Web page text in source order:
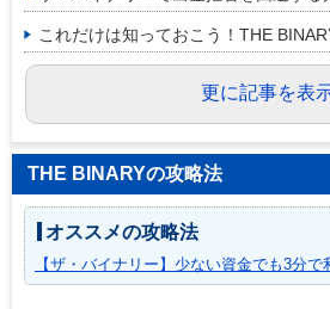
これだけは知っておこう！THE
更に記事を表
THE BINARYの攻略法
オススメの攻略法
【ザ・バイナリー】少ない資金でも3分